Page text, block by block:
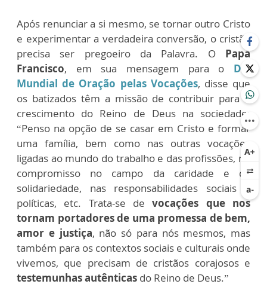
Após renunciar a si mesmo, se tornar outro Cristo
e experimentar a verdadeira conversão, o cristão
precisa ser pregoeiro da Palavra. O Papa
Francisco, em sua mensagem para o Dia
Mundial de Oração pelas Vocações, disse que
os batizados têm a missão de contribuir para o
crescimento do Reino de Deus na sociedade:
“Penso na opção de se casar em Cristo e formar
uma família, bem como nas outras vocações
ligadas ao mundo do trabalho e das profissões, no
compromisso no campo da caridade e da
solidariedade, nas responsabilidades sociais e
políticas, etc. Trata-se devocações que nos
tornam portadores de uma promessa de bem,
amor e justiça, não só para nós mesmos, mas
também para os contextos sociais e culturais onde
vivemos, que precisam de cristãos corajosos e
testemunhas autênticas do Reino de Deus.”